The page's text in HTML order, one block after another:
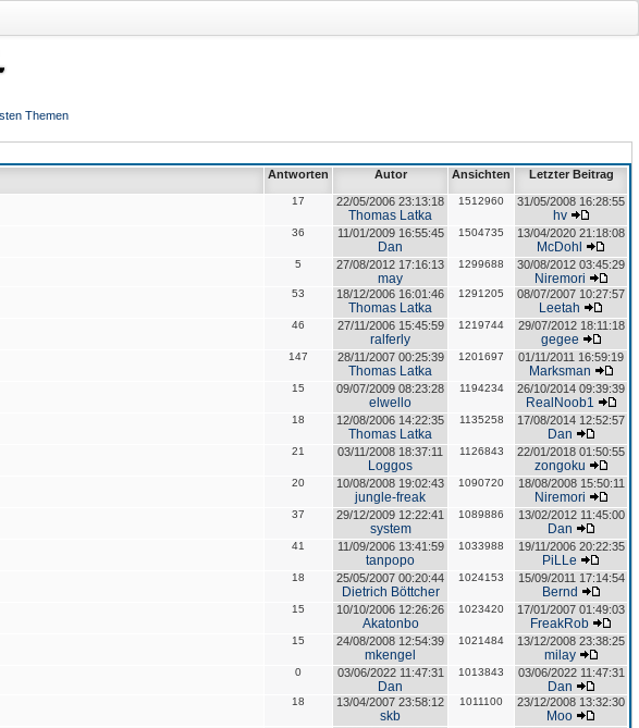
Themen
Antworten Autor Ansichten Letzter Beitrag
17 22/05/2006 23:13:18
Thomas Latka
1512960 31/05/2008 16:28:55
hv
36 11/01/2009 16:55:45
Dan
1504735 13/04/2020 21:18:08
McDohl
5 27/08/2012 17:16:13
may
1299688 30/08/2012 03:45:29
Niremori
53 18/12/2006 16:01:46
Thomas Latka
1291205 08/07/2007 10:27:57
Leetah
46 27/11/2006 15:45:59
ralferly
1219744 29/07/2012 18:11:18
gegee
147 28/11/2007 00:25:39
Thomas Latka
1201697 01/11/2011 16:59:19
Marksman
15 09/07/2009 08:23:28
elwello
1194234 26/10/2014 09:39:39
RealNoob1
18 12/08/2006 14:22:35
Thomas Latka
1135258 17/08/2014 12:52:57
Dan
21 03/11/2008 18:37:11
Loggos
1126843 22/01/2018 01:50:55
zongoku
20 10/08/2008 19:02:43
jungle-freak
1090720 18/08/2008 15:50:11
Niremori
37 29/12/2009 12:22:41
system
1089886 13/02/2012 11:45:00
Dan
41 11/09/2006 13:41:59
tanpopo
1033988 19/11/2006 20:22:35
PiLLe
18 25/05/2007 00:20:44
Dietrich Böttcher
1024153 15/09/2011 17:14:54
Bernd
15 10/10/2006 12:26:26
Akatonbo
1023420 17/01/2007 01:49:03
FreakRob
15 24/08/2008 12:54:39
mkengel
1021484 13/12/2008 23:38:25
milay
0 03/06/2022 11:47:31
Dan
1013843 03/06/2022 11:47:31
Dan
18 13/04/2007 23:58:12
skb
1011100 23/12/2008 13:32:30
Moo